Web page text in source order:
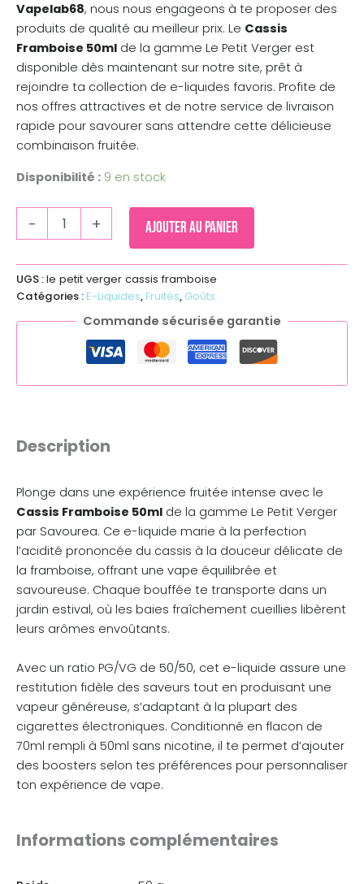
Vapelab68, nous nous engageons à te proposer des
produits de qualité au meilleur prix. Le Cassis
Framboise 50ml de la gamme Le Petit Verger est
disponible dès maintenant sur notre site, prêt à
rejoindre ta collection de e-liquides favoris. Profite de
nos offres attractives et de notre service de livraison
rapide pour savourer sans attendre cette délicieuse
combinaison fruitée.
Disponibilité : 9 en stock
- + Ajouter au panier
UGS :le petit verger cassis framboise
Catégories : E-Liquides, Fruités, Goûts
Commande sécurisée garantie
Description
Plonge dans une expérience fruitée intense avec le
Cassis Framboise 50ml de la gamme Le Petit Verger
par Savourea. Ce e-liquide marie à la perfection
l’acidité prononcée du cassis à la douceur délicate de
la framboise, offrant une vape équilibrée et
savoureuse. Chaque bouffée te transporte dans un
jardin estival, où les baies fraîchement cueillies libèrent
leurs arômes envoûtants.
Avec un ratio PG/VG de 50/50, cet e-liquide assure une
restitution fidèle des saveurs tout en produisant une
vapeur généreuse, s’adaptant à la plupart des
cigarettes électroniques. Conditionné en flacon de
70ml rempli à 50ml sans nicotine, il te permet d’ajouter
des boosters selon tes préférences pour personnaliser
ton expérience de vape.
Informations complémentaires